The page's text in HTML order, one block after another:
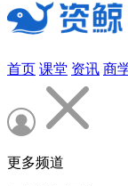
首页 课堂 资讯 商
更多频道